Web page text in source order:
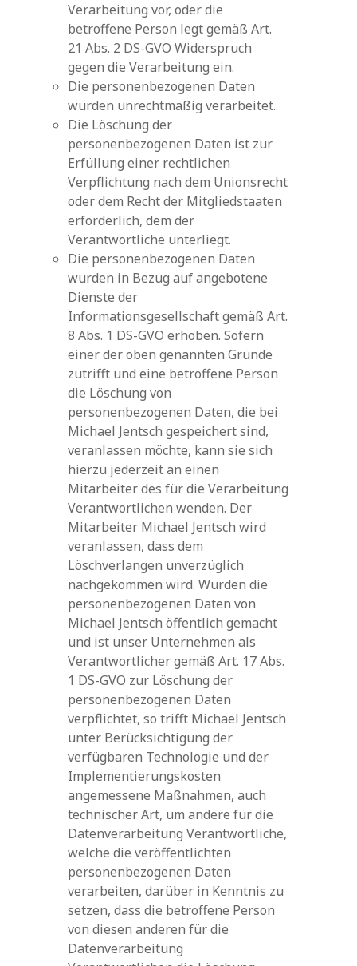
Verarbeitung vor, oder die
betroffene Person legt gemäß Art.
21 Abs. 2 DS-GVO Widerspruch
gegen die Verarbeitung ein.
Die personenbezogenen Daten
wurden unrechtmäßig verarbeitet.
Die Löschung der
personenbezogenen Daten ist zur
Erfüllung einer rechtlichen
Verpflichtung nach dem Unionsrecht
oder dem Recht der Mitgliedstaaten
erforderlich, dem der
Verantwortliche unterliegt.
Die personenbezogenen Daten
wurden in Bezug auf angebotene
Dienste der
Informationsgesellschaft gemäß Art.
8 Abs. 1 DS-GVO erhoben. Sofern
einer der oben genannten Gründe
zutrifft und eine betroffene Person
die Löschung von
personenbezogenen Daten, die bei
Michael Jentsch gespeichert sind,
veranlassen möchte, kann sie sich
hierzu jederzeit an einen
Mitarbeiter des für die Verarbeitung
Verantwortlichen wenden. Der
Mitarbeiter Michael Jentsch wird
veranlassen, dass dem
Löschverlangen unverzüglich
nachgekommen wird. Wurden die
personenbezogenen Daten von
Michael Jentsch öffentlich gemacht
und ist unser Unternehmen als
Verantwortlicher gemäß Art. 17 Abs.
1 DS-GVO zur Löschung der
personenbezogenen Daten
verpflichtet, so trifft Michael Jentsch
unter Berücksichtigung der
verfügbaren Technologie und der
Implementierungskosten
angemessene Maßnahmen, auch
technischer Art, um andere für die
Datenverarbeitung Verantwortliche,
welche die veröffentlichten
personenbezogenen Daten
verarbeiten, darüber in Kenntnis zu
setzen, dass die betroffene Person
von diesen anderen für die
Datenverarbeitung